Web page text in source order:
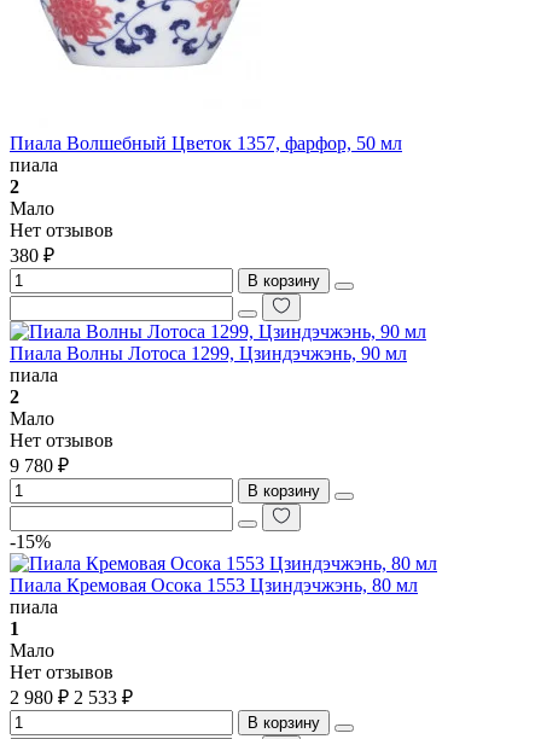
Пиала Волшебный Цветок 1357, фарфор, 50 мл
пиала
2
Мало
Нет отзывов
380 ₽
В корзину
Пиала Волны Лотоса 1299, Цзиндэчжэнь, 90 мл
пиала
2
Мало
Нет отзывов
9 780 ₽
В корзину
-15%
Пиала Кремовая Осока 1553 Цзиндэчжэнь, 80 мл
пиала
1
Мало
Нет отзывов
2 980 ₽ 2 533 ₽
В корзину